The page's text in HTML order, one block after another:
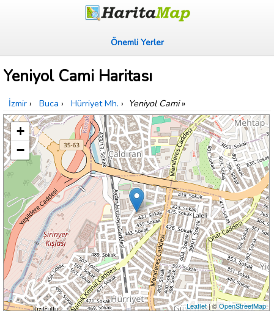
Önemli Yerler
Yeniyol Cami Haritası
İzmir › Buca › Hürriyet Mh. › Yeniyol Cami»
+
−
Leaflet| ©OpenStreetMap